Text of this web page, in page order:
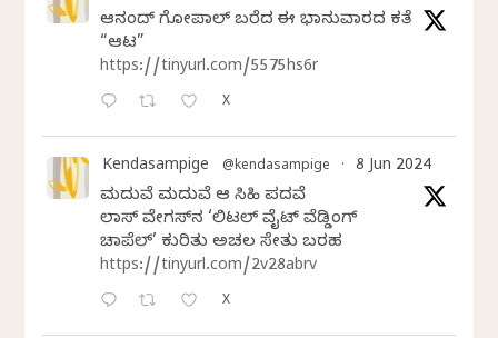
ಆನಂದ್‌ ಗೋಪಾಲ್‌ ಬರೆದ ಈ ಭಾನುವಾರದ ಕತೆ
“ಆಟ”
https://tinyurl.com/5575hs6r
X
Kendasampige @kendasampige · 8 Jun 2024
ಮದುವೆ ಮದುವೆ ಆ ಸಿಹಿ ಪದವೆ
ಲಾಸ್‌ ವೇಗಸ್‌ನ ‘ಲಿಟಲ್ ವೈಟ್ ವೆಡ್ಡಿಂಗ್
ಚಾಪೆಲ್’ ಕುರಿತು ಅಚಲ ಸೇತು ಬರಹ
https://tinyurl.com/2v28abrv
X